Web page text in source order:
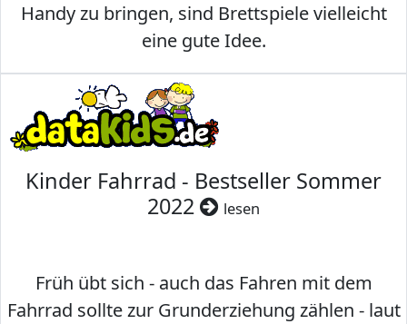
Handy zu bringen, sind Brettspiele vielleicht
eine gute Idee.
Kinder Fahrrad - Bestseller Sommer
2022
lesen
Früh übt sich - auch das Fahren mit dem
Fahrrad sollte zur Grunderziehung zählen - laut